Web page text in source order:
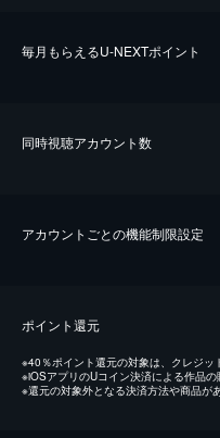
毎⽉もらえるU-NEXTポイント
同時視聴アカウント数
アカウントごとの機能制限設定
ポイント還元
※40％ポイント還元の対象は、クレジッ
※iOSアプリのUコイン決済による作品
※還元の対象外となる決済方法や商品が